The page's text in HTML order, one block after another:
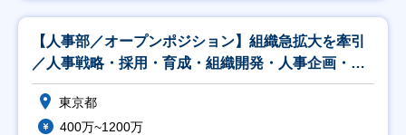
【人事部／オープンポジション】組織急拡大を牽引
／人事戦略・採用・育成・組織開発・人事企画・
Ops領域
東京都
400万~1200万